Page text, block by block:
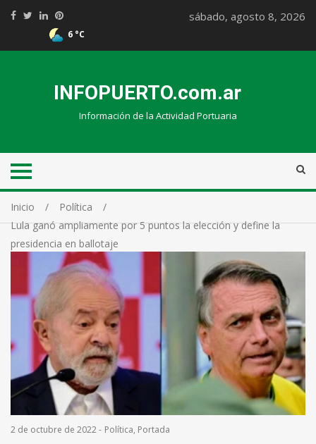
6 °C
sábado, agosto 8, 2026
INFOPUERTO.com.ar
Información de la Actividad Portuaria
Inicio
Política
Lula ganó ampliamente por 5 puntos la elección y define la
presidencia en ballotaje
2 de octubre de 2022- Política, Portada